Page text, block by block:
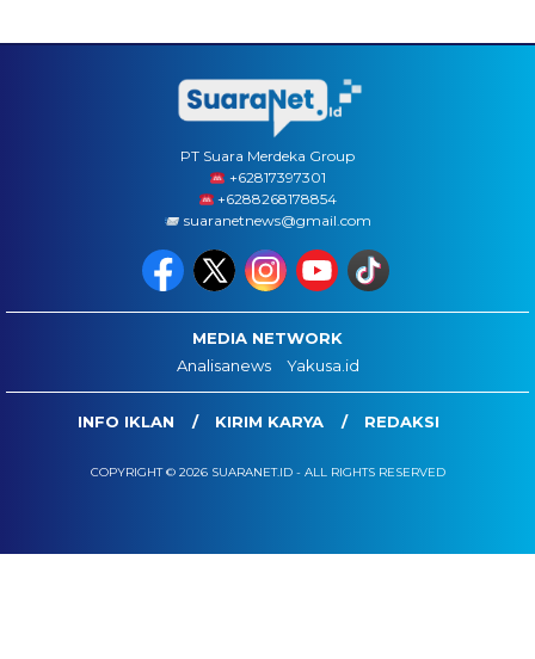
PT Suara Merdeka Group
‪+62817397301
+6288268178854
suaranetnews@gmail.com
MEDIA NETWORK
Analisanews
Yakusa.id
INFO IKLAN KIRIM KARYA REDAKSI
COPYRIGHT © 2026 SUARANET.ID - ALL RIGHTS RESERVED